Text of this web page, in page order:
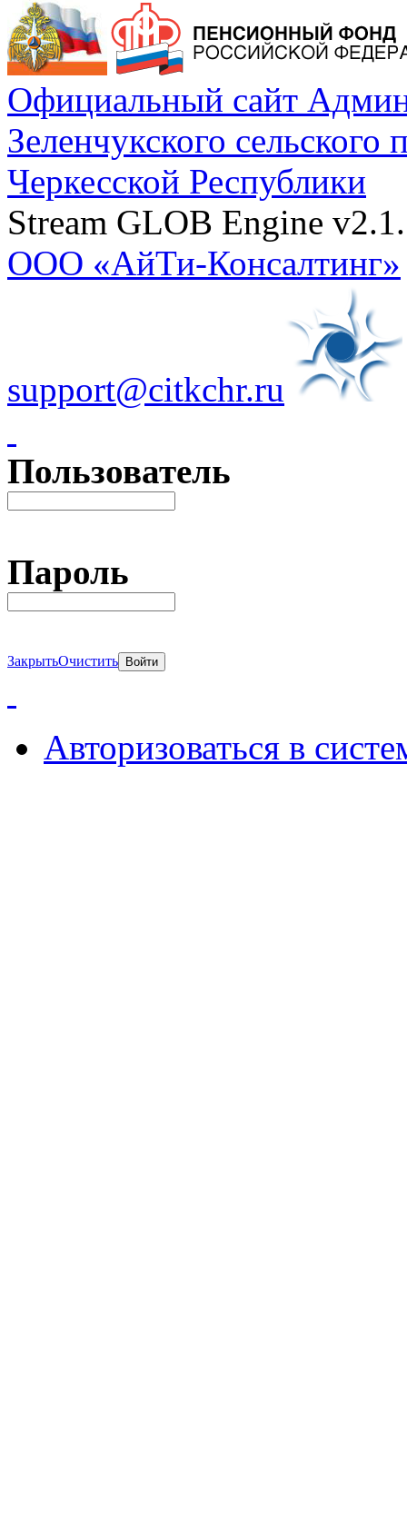
Официальный сайт
Зеленчукского сельского
Черкесской Республики
Stream GLOB Engine v2.1.
ООО «АйТи-Консалтинг»
support@citkchr.ru
Пользователь
Пароль
ЗакрытьОчистить
Авторизоваться в